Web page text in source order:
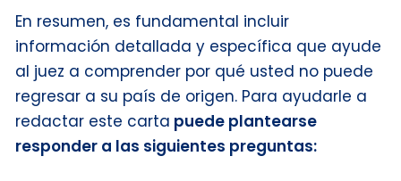
En resumen, es fundamental incluir
información detallada y específica que ayude
al juez a comprender por qué usted no puede
regresar a su país de origen. Para ayudarle a
redactar este carta puede plantearse
responder a las siguientes preguntas: